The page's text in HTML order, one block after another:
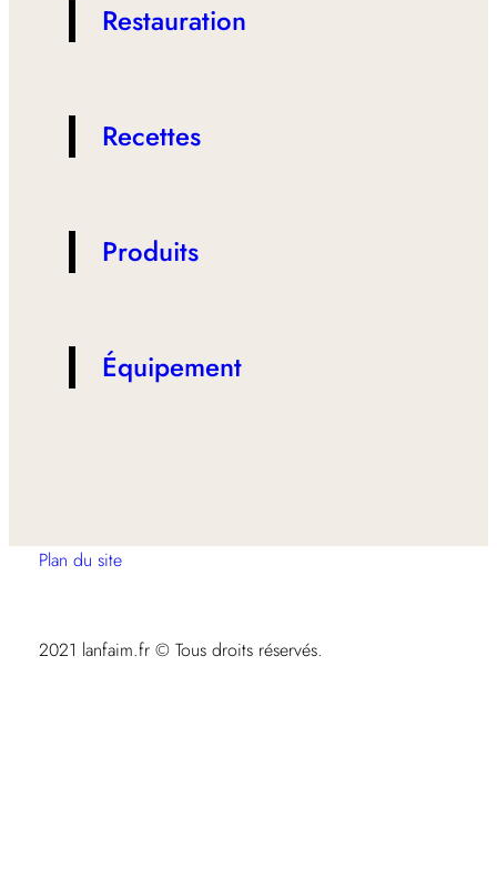
Restauration
Recettes
Produits
Équipement
Plan du site
2021 lanfaim.fr © Tous droits réservés.